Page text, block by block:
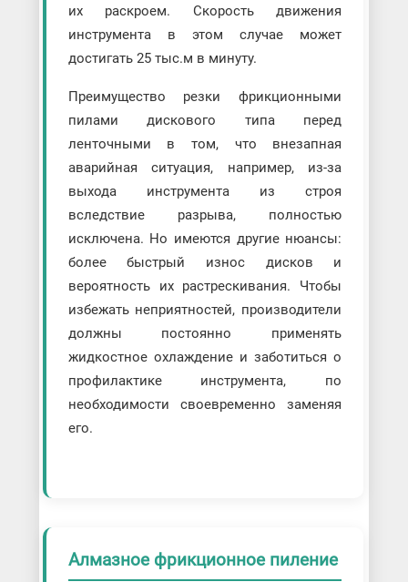
их раскроем. Скорость движения
инструмента в этом случае может
достигать 25 тыс.м в минуту.
Преимущество резки фрикционными
пилами дискового типа перед
ленточными в том, что внезапная
аварийная ситуация, например, из-за
выхода инструмента из строя
вследствие разрыва, полностью
исключена. Но имеются другие нюансы:
более быстрый износ дисков и
вероятность их растрескивания. Чтобы
избежать неприятностей, производители
должны постоянно применять
жидкостное охлаждение и заботиться о
профилактике инструмента, по
необходимости своевременно заменяя
его.
Алмазное фрикционное пиление